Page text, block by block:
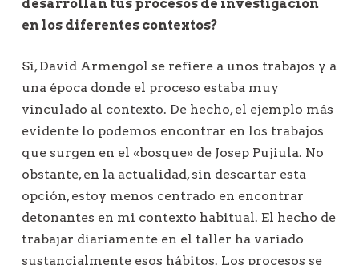
desarrollan tus procesos de investigación
en los diferentes contextos?
Sí, David Armengol se refiere a unos trabajos y a
una época donde el proceso estaba muy
vinculado al contexto. De hecho, el ejemplo más
evidente lo podemos encontrar en los trabajos
que surgen en el «bosque» de Josep Pujiula. No
obstante, en la actualidad, sin descartar esta
opción, estoy menos centrado en encontrar
detonantes en mi contexto habitual. El hecho de
trabajar diariamente en el taller ha variado
sustancialmente esos hábitos. Los procesos se